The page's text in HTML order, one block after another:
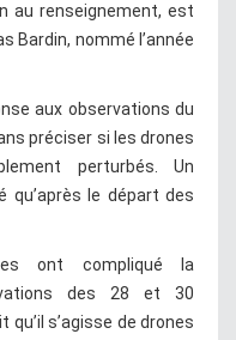
au renseignement, est
Bardin, nommé l’année
aux observations du
préciser si les drones
perturbés. Un
qu’après le départ des
ont compliqué la
des 28 et 30
s’agisse de drones